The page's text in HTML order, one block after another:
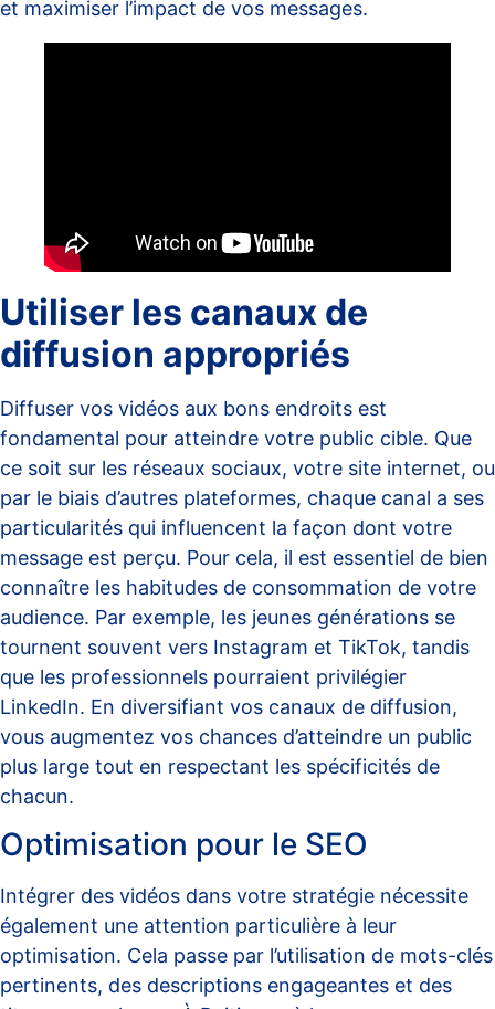
et maximiser l’impact de vos messages.
Utiliser les canaux de
diffusion appropriés
Diffuser vos vidéos aux bons endroits est
fondamental pour atteindre votre public cible. Que
ce soit sur les réseaux sociaux, votre site internet, ou
par le biais d’autres plateformes, chaque canal a ses
particularités qui influencent la façon dont votre
message est perçu. Pour cela, il est essentiel de bien
connaître les habitudes de consommation de votre
audience. Par exemple, les jeunes générations se
tournent souvent vers Instagram et TikTok, tandis
que les professionnels pourraient privilégier
LinkedIn. En diversifiant vos canaux de diffusion,
vous augmentez vos chances d’atteindre un public
plus large tout en respectant les spécificités de
chacun.
Optimisation pour le SEO
Intégrer des vidéos dans votre stratégie nécessite
également une attention particulière à leur
optimisation. Cela passe par l’utilisation de mots-clés
pertinents, des descriptions engageantes et des